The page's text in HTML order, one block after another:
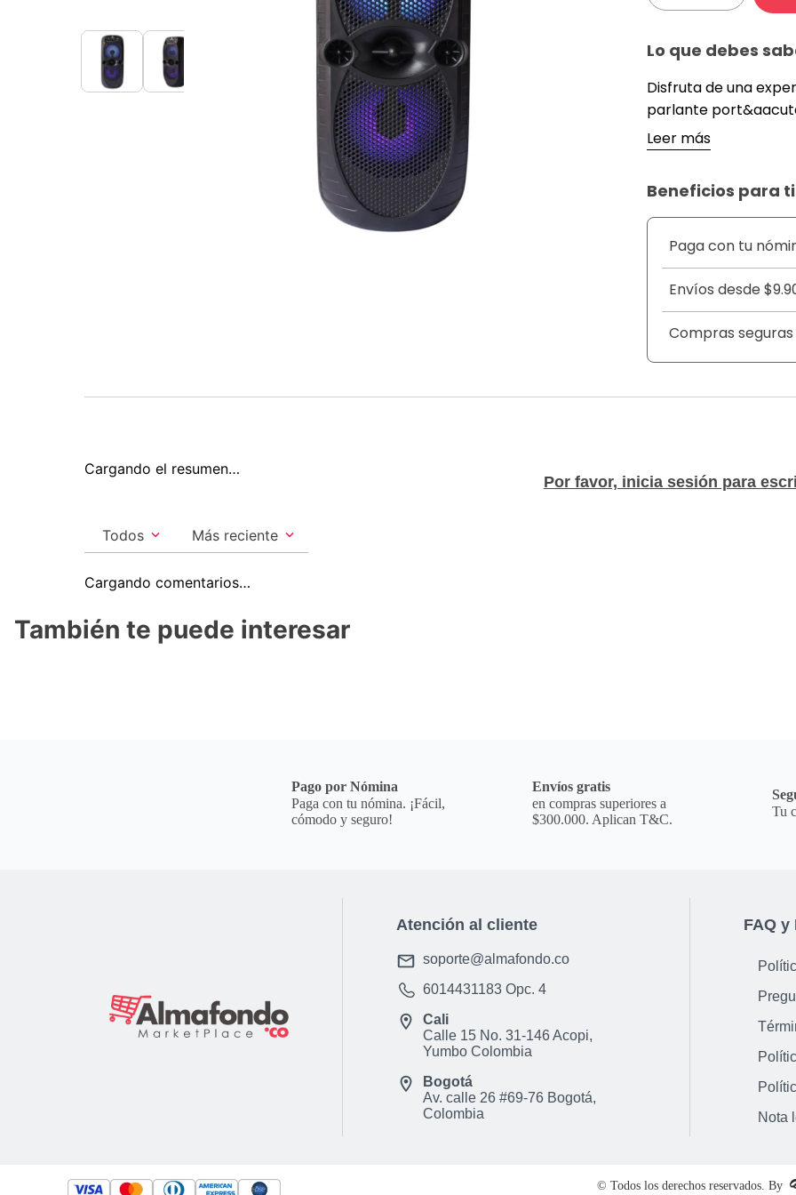
Lo que debes
Disfruta de una
parlante
y luces LED
reuniones, fiestas o
podr&aacute;s
dispositivos con
donde quieras!
&nbsp;
DETALLES
&nbsp;
Parlante
Compatible con
Controles de
es la opci&oacute;n
aclaraci&oacute;n
Observaciones De
de este producto
f&aacute;brica, no
desconocimiento de
tramitar&aacute;
Leer más
Beneficios para ti
Paga con tu
Envíos desde
Compras seguras
Cargando el resumen…
Por favor, inicia sesión para
Más reciente
Todos
Cargando comentarios…
También te puede interesar
Pago por Nómina
Paga con tu nómina. ¡Fácil,
cómodo y seguro!
Envíos gratis
en compras superiores a
$300.000. Aplican T&C.
Tu
Atención al cliente
soporte@almafondo.co
6014431183Opc. 4
Cali
Calle 15 No. 31-146 Acopi,
Yumbo Colombia
Bogotá
Av. calle 26 #69-76 Bogotá,
Colombia
FAQ y
Nota
© Todos los derechos reservados. By